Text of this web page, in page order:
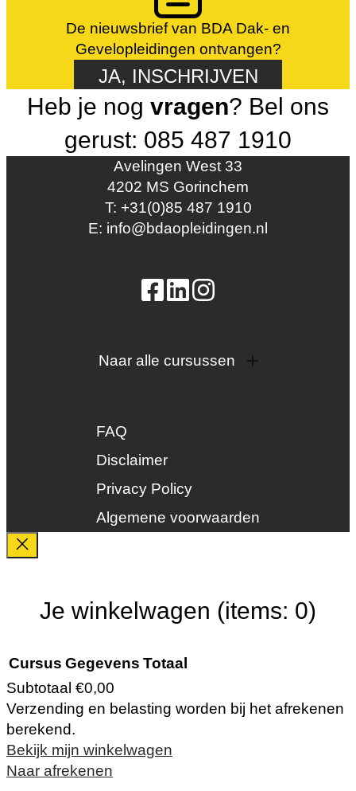
De nieuwsbrief van BDA Dak- en
Gevelopleidingen ontvangen?
JA, INSCHRIJVEN
Heb je nog vragen? Bel ons
gerust: 085 487 1910
Avelingen West 33
4202 MS Gorinchem
T: +31(0)85 487 1910
E: info@bdaopleidingen.nl
Naar alle cursussen
Zonne-energie
Duurzaamheid
Veiligheid
FAQ
Disclaimer
Privacy Policy
Algemene voorwaarden
Je winkelwagen (items: 0)
Producten
in
Cursus Gegevens Totaal
Subtotaal €0,00
Verzending en belasting worden bij het afrekenen
berekend.
Bekijk mijn winkelwagen
Naar afrekenen